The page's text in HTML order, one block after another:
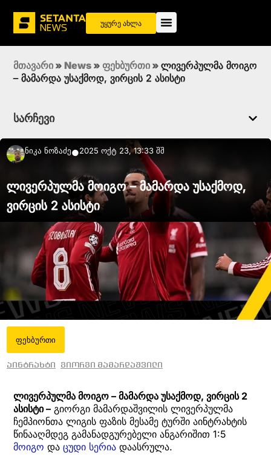
უყურე ახლა
მთავარი » News » ფეხბურთი » ლივერპულმა მოიგო
– მამარდა უსაქმოდ, ვირცის 2 ასისტი
სარჩევი
Ნიკა Ნოზაძე●2025 ოქტ 23, 13:33 შშ
ლივერპულმა მოიგო – მამარდა უსაქმოდ,
ვირცის 2 ასისტი
ფეხბურთი
აინტრახტი გიორგი მამარდაშვილი
ლივერპულმა მოიგო – მამარდა უსაქმოდ, ვირცის 2
ასისტი – გიორგი მამარდაშვილის ლივერპულმა
ჩემპიონთა ლიგის ფაზის მესამე ტურში აინტრახტის
წინააღმდეგ გამანადგურებელი ანგარიშით 1:5
მოიგო და ცუდი სერია დაასრულა.